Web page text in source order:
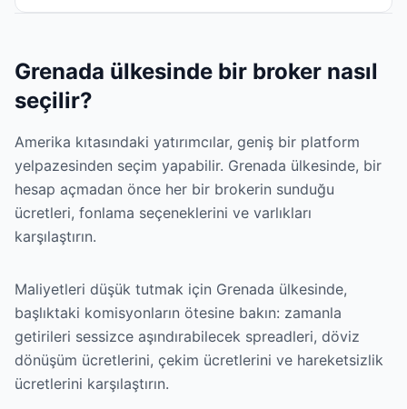
Grenada ülkesinde bir broker nasıl
seçilir?
Amerika kıtasındaki yatırımcılar, geniş bir platform
yelpazesinden seçim yapabilir. Grenada ülkesinde, bir
hesap açmadan önce her bir brokerin sunduğu
ücretleri, fonlama seçeneklerini ve varlıkları
karşılaştırın.
Maliyetleri düşük tutmak için Grenada ülkesinde,
başlıktaki komisyonların ötesine bakın: zamanla
getirileri sessizce aşındırabilecek spreadleri, döviz
dönüşüm ücretlerini, çekim ücretlerini ve hareketsizlik
ücretlerini karşılaştırın.